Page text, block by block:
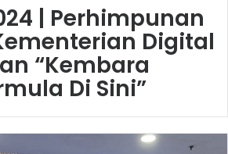
| Perhimpunan
Digital
“Kembara
Di Sini”